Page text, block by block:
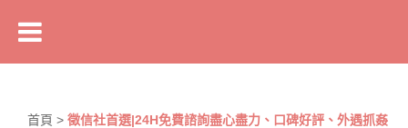
首頁 > 徵信社首選|24H免費諮詢盡心盡力、口碑好評、外遇抓姦